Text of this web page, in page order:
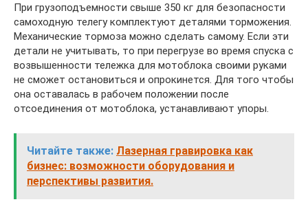
При грузоподъемности свыше 350 кг для безопасности
самоходную телегу комплектуют деталями торможения.
Механические тормоза можно сделать самому. Если эти
детали не учитывать, то при перегрузе во время спуска с
возвышенности тележка для мотоблока своими руками
не сможет остановиться и опрокинется. Для того чтобы
она оставалась в рабочем положении после
отсоединения от мотоблока, устанавливают упоры.
Читайте также: Лазерная гравировка как
бизнес: возможности оборудования и
перспективы развития.